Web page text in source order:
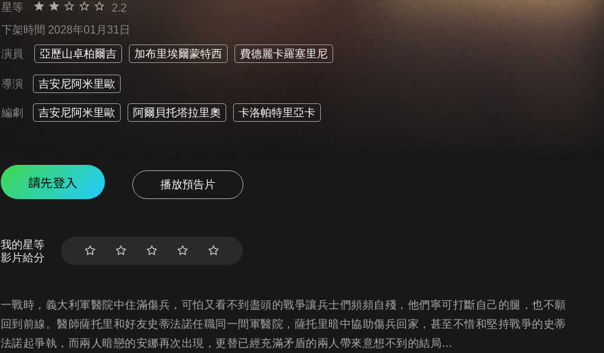
星等
2.2
下架時間 2028年01月31日
演員 亞歷山卓柏爾吉 加布里埃爾蒙特西 費德麗卡羅塞里尼
導演 吉安尼阿米里歐
編劇 吉安尼阿米里歐 阿爾貝托塔拉里奧 卡洛帕特里亞卡
請先登入 播放預告片
我的星等
影片給分
一戰時，義大利軍醫院中住滿傷兵，可怕又看不到盡頭的戰爭讓兵士們頻頻自殘，他們寧可打斷自己的腿，也不願
回到前線。醫師薩托里和好友史蒂法諾任職同一間軍醫院，薩托里暗中協助傷兵回家，甚至不惜和堅持戰爭的史蒂
法諾起爭執，而兩人暗戀的安娜再次出現，更替已經充滿矛盾的兩人帶來意想不到的結局…